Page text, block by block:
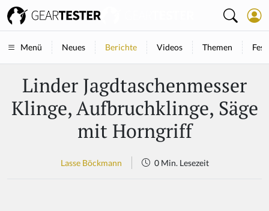
Menü Neues Berichte Videos Themen
Linder Jagdtaschenmesser
Klinge, Aufbruchklinge, Säge
mit Horngriff
Lasse Böckmann 0 Min. Lesezeit